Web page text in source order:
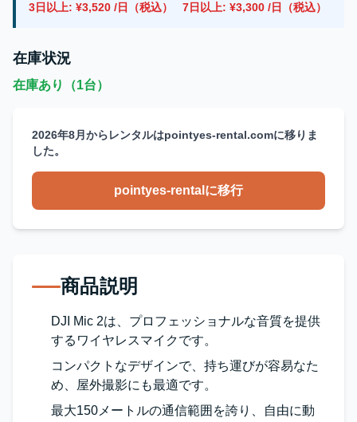
3日以上: ¥3,520 /日（税込）
7日以上: ¥3,300 /日（税込）
在庫状況
在庫あり（1台）
2026年8月からレンタルはpointyes-rental.comに移りま
した。
pointyes-rentalに移行
商品説明
DJI Mic 2は、プロフェッショナルな音質を提供
するワイヤレスマイクです。
コンパクトなデザインで、持ち運びが容易なた
め、屋外撮影にも最適です。
最大150メートルの通信範囲を誇り、自由に動